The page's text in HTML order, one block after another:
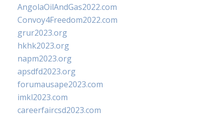
AngolaOilAndGas2022.com
Convoy4Freedom2022.com
grur2023.org
hkhk2023.org
napm2023.org
apsdfd2023.org
forumausape2023.com
imkl2023.com
careerfaircsd2023.com